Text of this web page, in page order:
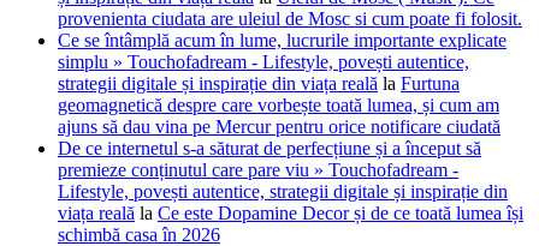
provenienta ciudata are uleiul de Mosc si cum poate fi folosit.
Ce se întâmplă acum în lume, lucrurile importante explicate
simplu » Touchofadream - Lifestyle, povești autentice,
strategii digitale și inspirație din viața reală la Furtuna
geomagnetică despre care vorbește toată lumea, și cum am
ajuns să dau vina pe Mercur pentru orice notificare ciudată
De ce internetul s-a săturat de perfecțiune și a început să
premieze conținutul care pare viu » Touchofadream -
Lifestyle, povești autentice, strategii digitale și inspirație din
viața reală la Ce este Dopamine Decor și de ce toată lumea își
schimbă casa în 2026